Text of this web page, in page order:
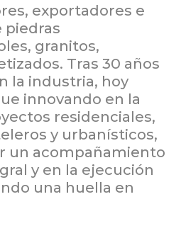
exportadores e
piedras
granitos,
Tras 30 años
la industria, hoy
innovando en la
residenciales,
y urbanísticos,
un acompañamiento
y en la ejecución
una huella en